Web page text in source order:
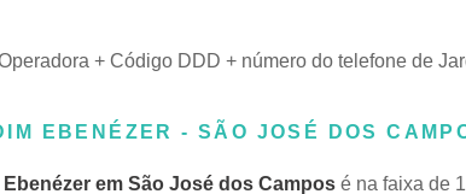
+ Código DDD + número do telefone de
EBENÉZER - SÃO JOSÉ DOS
em São José dos Campos é na faixa de